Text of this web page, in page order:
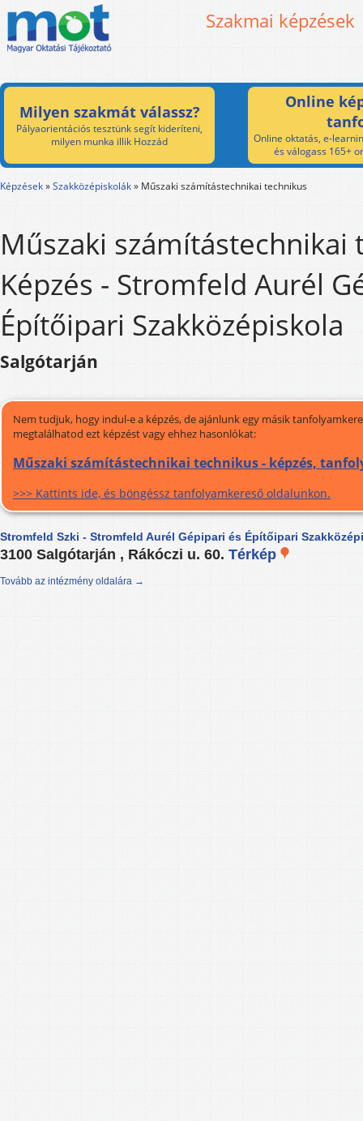
Szakmai képzések
Milyen szakmát válassz?
Pályaorientációs tesztünk segít kideríteni,
milyen munka illik Hozzád
Online
Online oktatás, e-
és válogass 165+
Képzések»Szakközépiskolák» Műszaki számítástechnikai technikus
Műszaki számítástechnikai
Képzés - Stromfeld Aurél
Építőipari Szakközépiskola
Salgótarján
Nem tudjuk, hogy indul-e a képzés, de ajánlunk egy másik
megtalálhatod ezt képzést vagy ehhez hasonlókat:
Műszaki számítástechnikai technikus - képzés,
>>> Kattints ide, és böngéssz tanfolyamkereső oldalunkon.
Stromfeld Szki - Stromfeld Aurél Gépipari és Építőipari
3100 Salgótarján , Rákóczi u. 60. Térkép
Tovább az intézmény oldalára →